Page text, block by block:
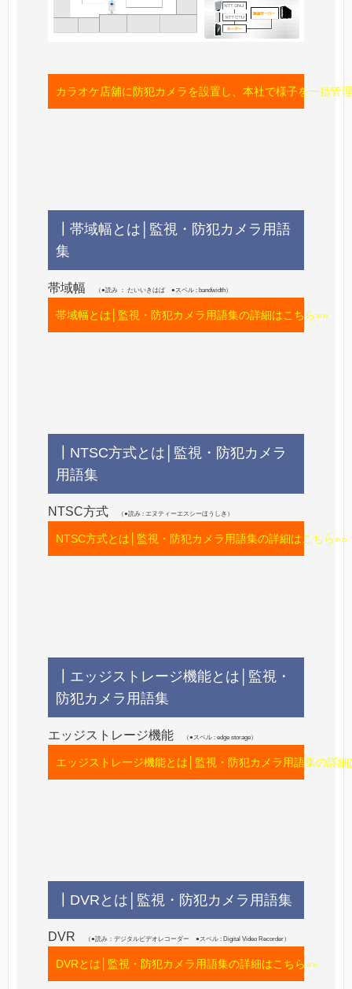
カラオケ店舖に防犯カメラを設置し、本社で様子を一括管
┃帯域幅とは│監視・防犯カメラ用語
集
帯域幅 （●読み ： たいいきはば ●スペル : bandwidth）
帯域幅とは│監視・防犯カメラ用語集の詳細はこちら»»
┃NTSC方式とは│監視・防犯カメラ
用語集
NTSC方式 （●読み : エヌティーエスシーほうしき）
NTSC方式とは│監視・防犯カメラ用語集の詳細はこちら»»
┃エッジストレージ機能とは│監視・
防犯カメラ用語集
エッジストレージ機能 （●スペル : edge storage）
エッジストレージ機能とは│監視・防犯カメラ用語集の詳
┃DVRとは│監視・防犯カメラ用語集
DVR （●読み：デジタルビデオレコーダー ●スペル : Digital Video Recorder）
DVRとは│監視・防犯カメラ用語集の詳細はこちら»»